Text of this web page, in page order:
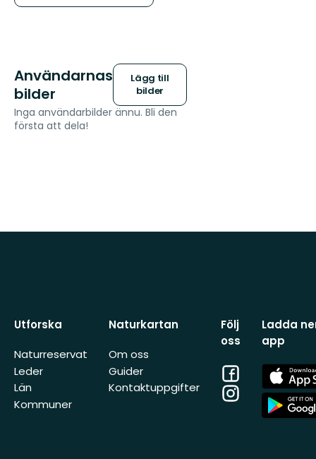
Användarnas
bilder
Lägg till
bilder
Inga användarbilder ännu. Bli den
första att dela!
Utforska
Naturreservat
Leder
Län
Kommuner
Naturkartan
Om oss
Guider
Kontaktuppgifter
Följ
oss
Facebook
Instagram
Ladda
app
App
Store
App
Store